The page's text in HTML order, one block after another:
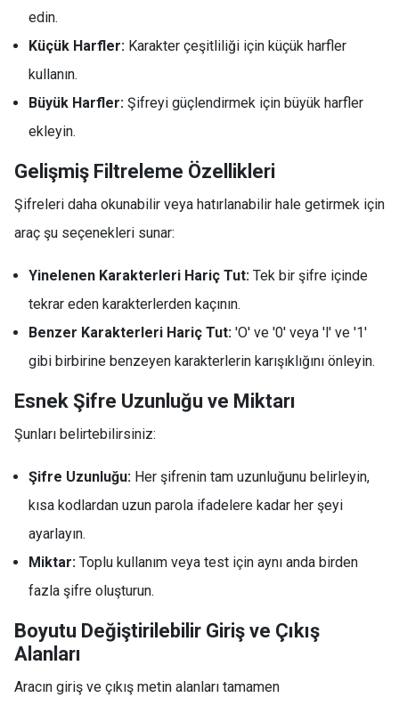
edin.
Küçük Harfler: Karakter çeşitliliği için küçük harfler
kullanın.
Büyük Harfler: Şifreyi güçlendirmek için büyük harfler
ekleyin.
Gelişmiş Filtreleme Özellikleri
Şifreleri daha okunabilir veya hatırlanabilir hale getirmek için
araç şu seçenekleri sunar:
Yinelenen Karakterleri Hariç Tut: Tek bir şifre içinde
tekrar eden karakterlerden kaçının.
Benzer Karakterleri Hariç Tut: 'O' ve '0' veya 'l' ve '1'
gibi birbirine benzeyen karakterlerin karışıklığını önleyin.
Esnek Şifre Uzunluğu ve Miktarı
Şunları belirtebilirsiniz:
Şifre Uzunluğu: Her şifrenin tam uzunluğunu belirleyin,
kısa kodlardan uzun parola ifadelere kadar her şeyi
ayarlayın.
Miktar: Toplu kullanım veya test için aynı anda birden
fazla şifre oluşturun.
Boyutu Değiştirilebilir Giriş ve Çıkış
Alanları
Aracın giriş ve çıkış metin alanları tamamen